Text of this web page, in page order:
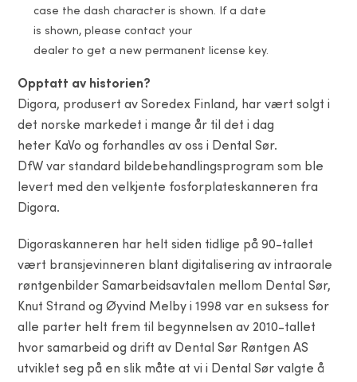
case the dash character is shown. If a date
is shown, please contact your
dealer to get a new permanent license key.
Opptatt av historien?
Digora, produsert av Soredex Finland, har vært solgt i
det norske markedet i mange år til det i dag
heter KaVo og forhandles av oss i Dental Sør.
DfW var standard bildebehandlingsprogram som ble
levert med den velkjente fosforplateskanneren fra
Digora.
Digoraskanneren har helt siden tidlige på 90-tallet
vært bransjevinneren blant digitalisering av intraorale
røntgenbilder Samarbeidsavtalen mellom Dental Sør,
Knut Strand og Øyvind Melby i 1998 var en suksess for
alle parter helt frem til begynnelsen av 2010-tallet
hvor samarbeid og drift av Dental Sør Røntgen AS
utviklet seg på en slik måte at vi i Dental Sør valgte å